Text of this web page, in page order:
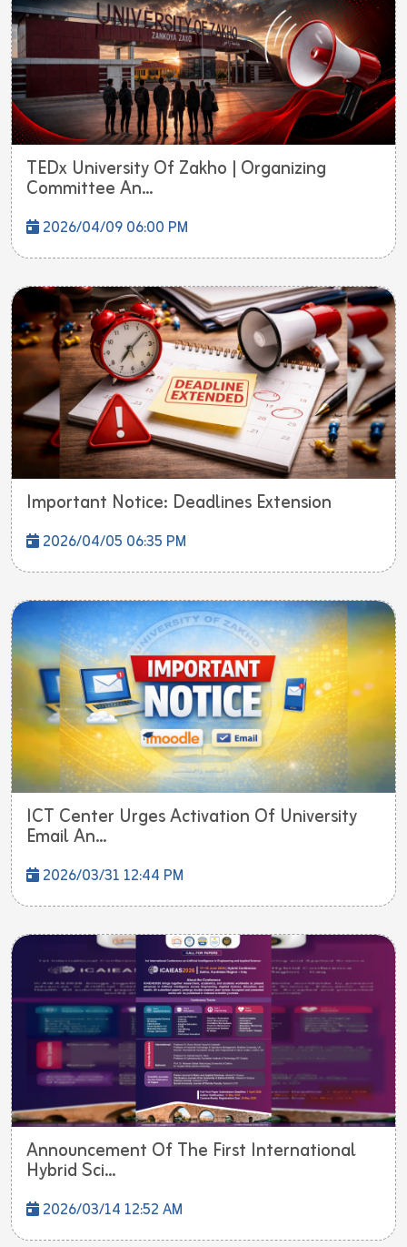
TEDx University Of Zakho | Organizing
Committee An...
2026/04/09 06:00 PM
Important Notice: Deadlines Extension
2026/04/05 06:35 PM
ICT Center Urges Activation Of University
Email An...
2026/03/31 12:44 PM
Announcement Of The First International
Hybrid Sci...
2026/03/14 12:52 AM